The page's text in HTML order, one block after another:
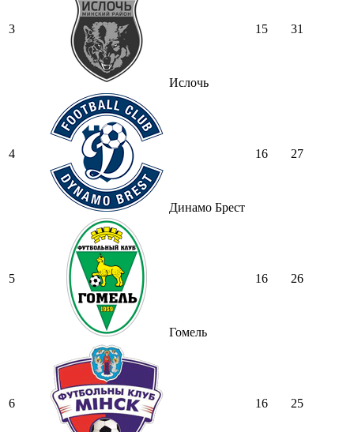
3
Ислочь
15 31
4
Динамо Брест
16 27
5
Гомель
16 26
6 16 25